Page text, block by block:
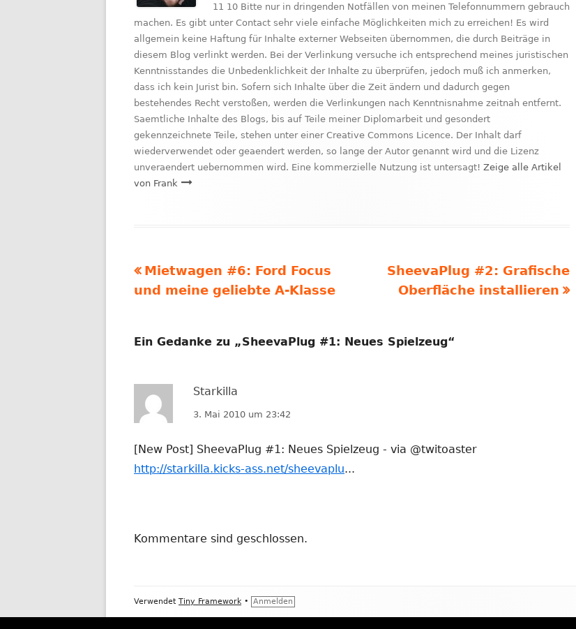
11 10 Bitte nur in dringenden Notfällen von meinen Telefonnummern gebrauch
machen. Es gibt unter Contact sehr viele einfache Möglichkeiten mich zu erreichen! Es wird
allgemein keine Haftung für Inhalte externer Webseiten übernommen, die durch Beiträge in
diesem Blog verlinkt werden. Bei der Verlinkung versuche ich entsprechend meines juristischen
Kenntnisstandes die Unbedenklichkeit der Inhalte zu überprüfen, jedoch muß ich anmerken,
dass ich kein Jurist bin. Sofern sich Inhalte über die Zeit ändern und dadurch gegen
bestehendes Recht verstoßen, werden die Verlinkungen nach Kenntnisnahme zeitnah entfernt.
Saemtliche Inhalte des Blogs, bis auf Teile meiner Diplomarbeit und gesondert
gekennzeichnete Teile, stehen unter einer Creative Commons Licence. Der Inhalt darf
wiederverwendet oder geaendert werden, so lange der Autor genannt wird und die Lizenz
unveraendert uebernommen wird. Eine kommerzielle Nutzung ist untersagt! Zeige alle Artikel
von Frank
Beitragsnavigation
Vorheriger
Beitrag:
Mietwagen #6: Ford Focus
und meine geliebte A-Klasse
Nächster
Beitrag
SheevaPlug #2: Grafische
Oberfläche installieren
Ein Gedanke zu „SheevaPlug #1: Neues Spielzeug“
Starkilla
3. Mai 2010 um 23:42
[New Post] SheevaPlug #1: Neues Spielzeug - via @twitoaster
http://starkilla.kicks-ass.net/sheevaplu...
Kommentare sind geschlossen.
Footer
Inhalt
Verwendet Tiny Framework • Anmelden